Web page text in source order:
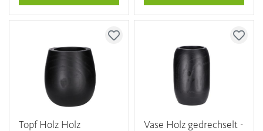
Topf Holz Holz
Vase Holz gedrechselt -